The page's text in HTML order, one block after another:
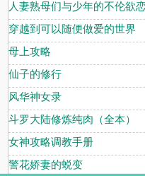
人妻熟母们与少年的不伦欲
穿越到可以随便做爱的世界
母上攻略
仙子的修行
风华神女录
斗罗大陆修炼纯肉（全本）
女神攻略调教手册
警花娇妻的蜕变